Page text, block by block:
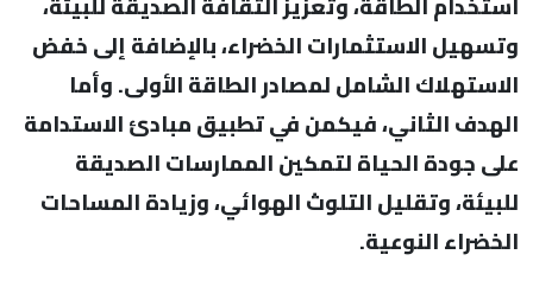
وتسهيل الاستثمارات الخضراء، بالإضافة إلى خفض
الاستهلاك الشامل لمصادر الطاقة الأولى. وأما
الهدف الثاني، فيكمن في تطبيق مبادئ الاستدامة
على جودة الحياة لتمكين الممارسات الصديقة
للبيئة، وتقليل التلوث الهوائي، وزيادة المساحات
الخضراء النوعية.